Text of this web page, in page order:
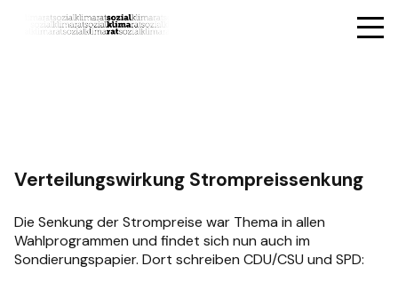
Verteilungswirkung Strompreissenkung
Die Senkung der Strompreise war Thema in allen
Wahlprogrammen und findet sich nun auch im
Sondierungspapier. Dort schreiben CDU/CSU und SPD: